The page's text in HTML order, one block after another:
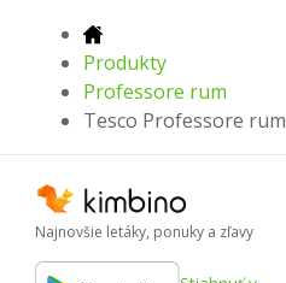
Produkty
Professore rum
Tesco Professore rum
Najnovšie letáky, ponuky a zľavy